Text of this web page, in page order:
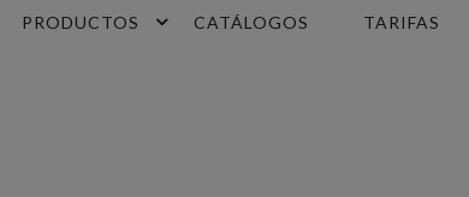
PRODUCTOS CATÁLOGOS TARIFAS